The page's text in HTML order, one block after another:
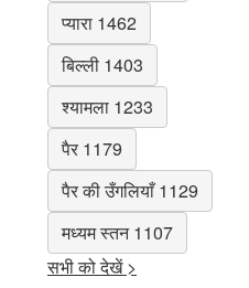
प्यारा 1462
बिल्ली 1403
श्यामला 1233
पैर 1179
पैर की उँगलियाँ 1129
मध्यम स्तन 1107
सभी को देखें >